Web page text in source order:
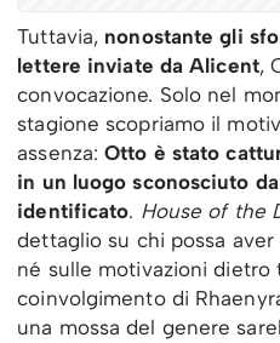
Tuttavia, nonostante gli
lettere inviate da Alicent,
convocazione. Solo nel
stagione scopriamo il
assenza:Otto è stato
in un luogo sconosciuto
identificato. House of the
dettaglio su chi possa
né sulle motivazioni dietro
coinvolgimento di
una mossa del genere